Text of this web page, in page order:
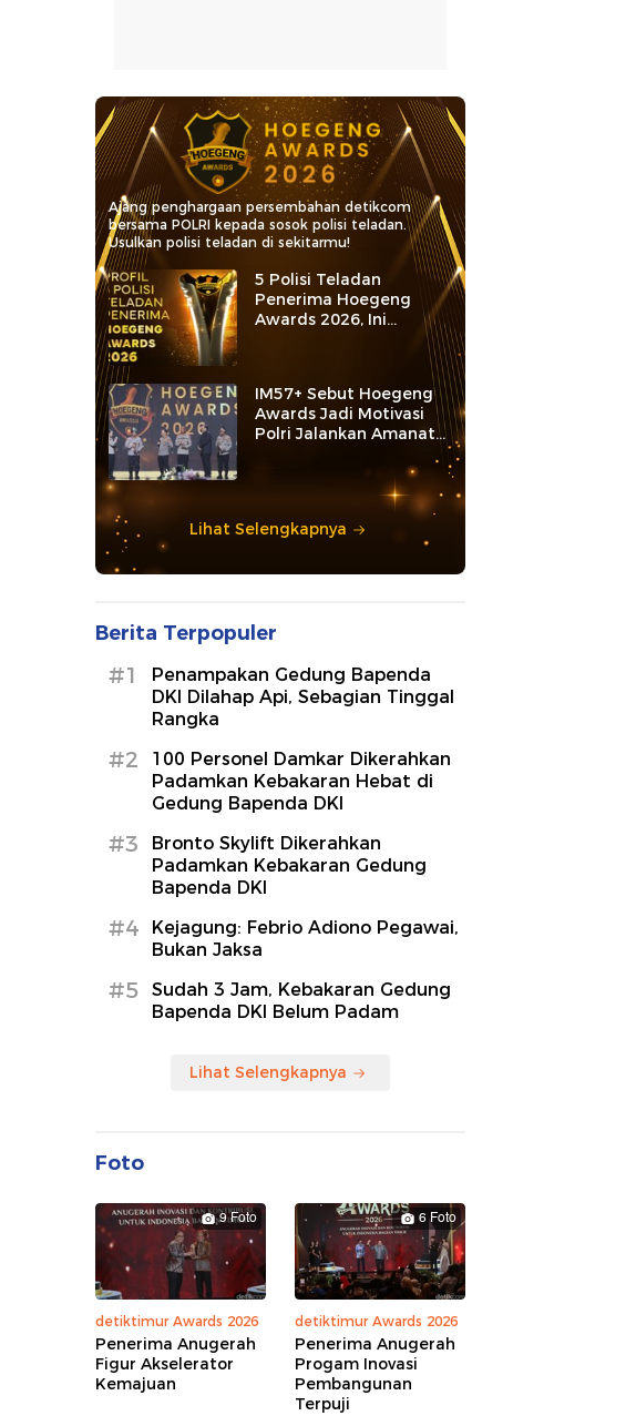
Ajang penghargaan persembahan detikcom
bersama POLRI kepada sosok polisi teladan.
Usulkan polisi teladan di sekitarmu!
5 Polisi Teladan
Penerima Hoegeng
Awards 2026, Ini
Kategori dan Kiprahnya
IM57+ Sebut Hoegeng
Awards Jadi Motivasi
Polri Jalankan Amanat
Lihat Selengkapnya
Berita Terpopuler
#1
Penampakan Gedung Bapenda
DKI Dilahap Api, Sebagian Tinggal
Rangka
#2
100 Personel Damkar Dikerahkan
Padamkan Kebakaran Hebat di
Gedung Bapenda DKI
#3
Bronto Skylift Dikerahkan
Padamkan Kebakaran Gedung
Bapenda DKI
#4
Kejagung: Febrio Adiono Pegawai,
Bukan Jaksa
#5
Sudah 3 Jam, Kebakaran Gedung
Bapenda DKI Belum Padam
Lihat Selengkapnya
Foto
9 Foto
detiktimur Awards 2026
Penerima Anugerah
Figur Akselerator
Kemajuan
6 Foto
detiktimur Awards 2026
Penerima Anugerah
Progam Inovasi
Pembangunan
Terpuji